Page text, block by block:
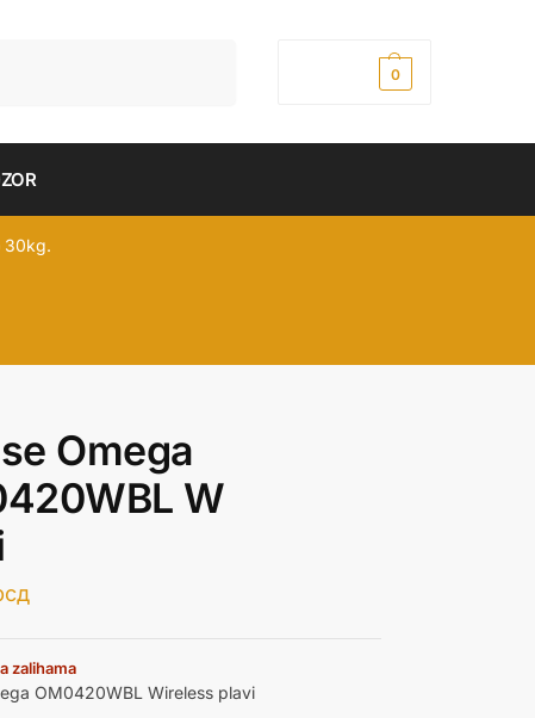
0
30kg.
Omega
W
zalihama
OM0420WBL Wireless plavi